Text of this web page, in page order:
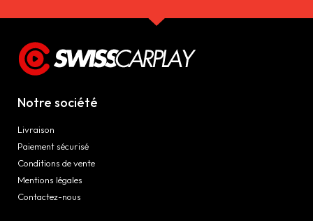
Notre société
Livraison
Paiement sécurisé
Conditions de vente
Mentions légales
Contactez-nous